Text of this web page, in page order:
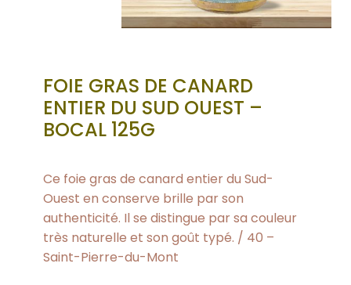
FOIE GRAS DE CANARD
ENTIER DU SUD OUEST –
BOCAL 125G
Ce foie gras de canard entier du Sud-
Ouest en conserve brille par son
authenticité. Il se distingue par sa couleur
très naturelle et son goût typé. / 40 –
Saint-Pierre-du-Mont